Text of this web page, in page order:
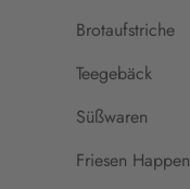
Brotaufstriche
Teegebäck
Süßwaren
Friesen Happen